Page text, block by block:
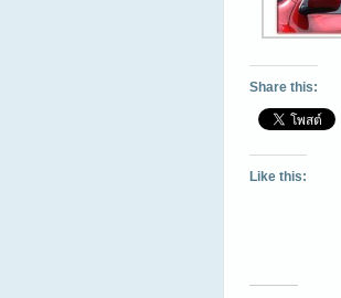
Share this:
Like this: